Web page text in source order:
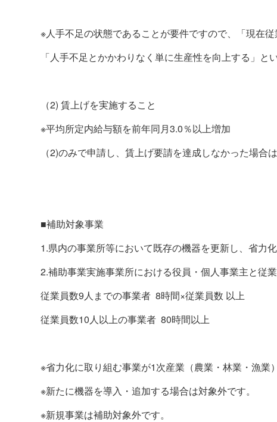
※人手不足の状態であることが要件ですので、「現在
「人手不足とかかわりなく単に生産性を向上する」と
（2) 賃上げを実施すること
※平均所定内給与額を前年同月3.0％以上増加
（2)のみで申請し、賃上げ要請を達成しなかった場合
■補助対象事業
1.県内の事業所等において既存の機器を更新し、省力
2.補助事業実施事業所における役員・個人事業主と従
従業員数9人までの事業者 8時間×従業員数 以上
従業員数10人以上の事業者 80時間以上
※省力化に取り組む事業が1次産業（農業・林業・漁業
※新たに機器を導入・追加する場合は対象外です。
※新規事業は補助対象外です。